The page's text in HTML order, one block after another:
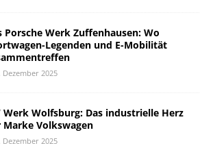
Porsche Werk Zuffenhausen: Wo
Legenden und E-Mobilität
Dezember 2025
Werk Wolfsburg: Das industrielle Herz
Marke Volkswagen
Dezember 2025